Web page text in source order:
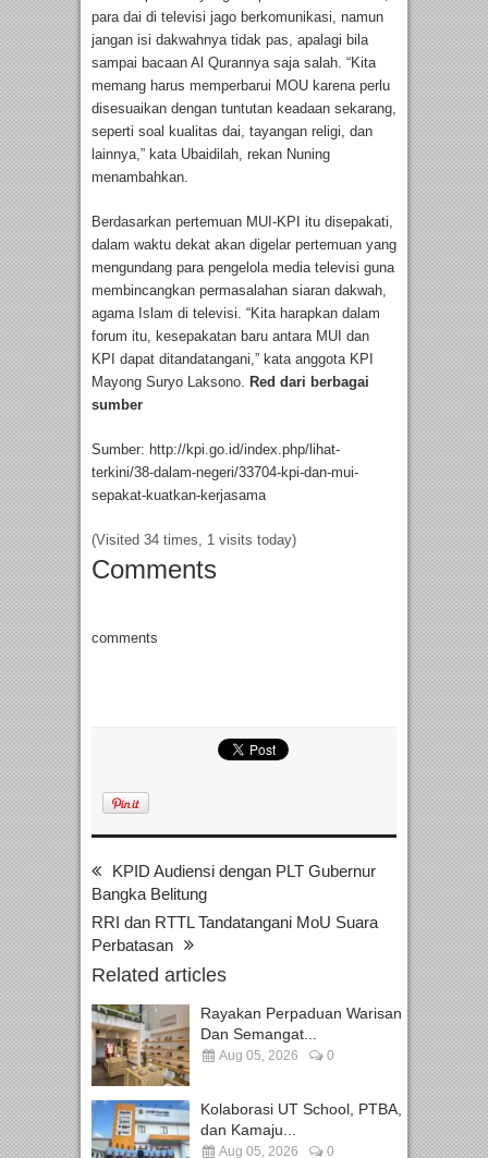
para dai di televisi jago berkomunikasi, namun
jangan isi dakwahnya tidak pas, apalagi bila
sampai bacaan Al Qurannya saja salah. “Kita
memang harus memperbarui MOU karena perlu
disesuaikan dengan tuntutan keadaan sekarang,
seperti soal kualitas dai, tayangan religi, dan
lainnya,” kata Ubaidilah, rekan Nuning
menambahkan.
Berdasarkan pertemuan MUI-KPI itu disepakati,
dalam waktu dekat akan digelar pertemuan yang
mengundang para pengelola media televisi guna
membincangkan permasalahan siaran dakwah,
agama Islam di televisi. “Kita harapkan dalam
forum itu, kesepakatan baru antara MUI dan
KPI dapat ditandatangani,” kata anggota KPI
Mayong Suryo Laksono. Red dari berbagai
sumber
Sumber: http://kpi.go.id/index.php/lihat-
terkini/38-dalam-negeri/33704-kpi-dan-mui-
sepakat-kuatkan-kerjasama
(Visited 34 times, 1 visits today)
Comments
comments
KPID Audiensi dengan PLT Gubernur
Bangka Belitung
RRI dan RTTL Tandatangani MoU Suara
Perbatasan
Related articles
Rayakan Perpaduan Warisan
Dan Semangat...
Aug 05, 2026 0
Kolaborasi UT School, PTBA,
dan Kamaju...
Aug 05, 2026 0